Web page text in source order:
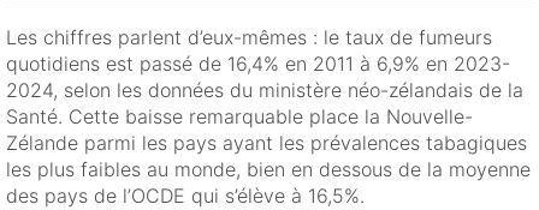
Les chiffres parlent d’eux-mêmes : le taux de fumeurs
quotidiens est passé de 16,4% en 2011 à 6,9% en 2023-
2024, selon les données du ministère néo-zélandais de la
Santé. Cette baisse remarquable place la Nouvelle-
Zélande parmi les pays ayant les prévalences tabagiques
les plus faibles au monde, bien en dessous de la moyenne
des pays de l’OCDE qui s’élève à 16,5%.